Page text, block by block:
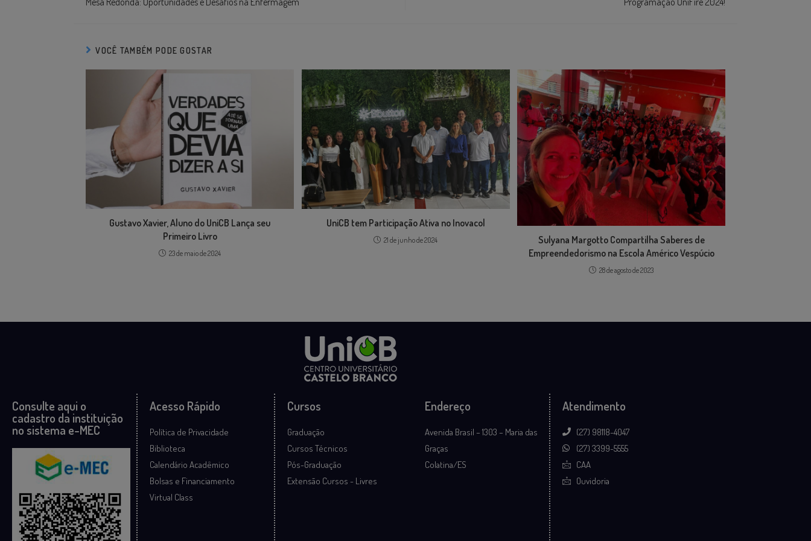
VOCÊ TAMBÉM PODE GOSTAR
Gustavo Xavier, Aluno do UniCB Lança seu
Primeiro Livro
23 de maio de 2024
UniCB tem Participação Ativa no Inovacol
21 de junho de 2024
Sulyana Margotto Compartilha Saberes de
Empreendedorismo na Escola Américo Vespúcio
28 de agosto de 2023
Consulte aqui o
cadastro da instituição
no sistema e-MEC
Acesso Rápido
Política de Privacidade
Biblioteca
Calendário Acadêmico
Bolsas e Financiamento
Virtual Class
Cursos
Graduação
Cursos Técnicos
Pós-Graduação
Extensão Cursos - Livres
Endereço
Avenida Brasil – 1303 – Maria das
Graças
Colatina/ES
Atendimento
(27) 98118-4047
(27) 3399-5555
CAA
Ouvidoria